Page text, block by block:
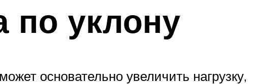
по уклону
основательно увеличить нагрузку,